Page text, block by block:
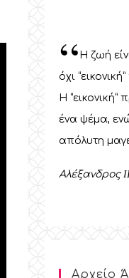
“Η ζωή
όχι
Η “εικονική”
ένα ψέμα,
απόλυτη
Αλέξανδρος
Αρχείο